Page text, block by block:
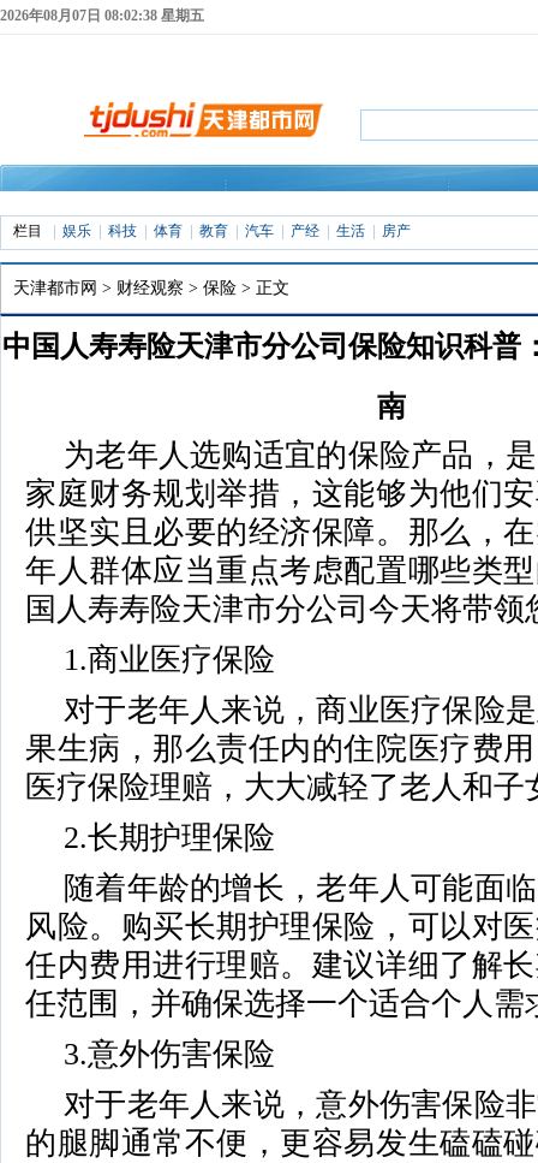
2026年08月07日 08:02:39 星期五
栏目 娱乐 科技 体育 教育 汽车 产经 生活 房产
天津都市网 > 财经观察 > 保险 > 正文
中国人寿寿险天津市分公司保险知识科普
南
2026年06月09日 21:05 来源：天津都市网
为老年人选购适宜的保险产品，
家庭财务规划举措，这能够为他们
供坚实且必要的经济保障。那么，
年人群体应当重点考虑配置哪些类
国人寿寿险天津市分公司今天将带领
1.商业医疗保险
对于老年人来说，商业医疗保险
果生病，那么责任内的住院医疗费
医疗保险理赔，大大减轻了老人和子
2.长期护理保险
随着年龄的增长，老年人可能面
风险。购买长期护理保险，可以对
任内费用进行理赔。建议详细了解
任范围，并确保选择一个适合个人需
3.意外伤害保险
对于老年人来说，意外伤害保险
的腿脚通常不便，更容易发生磕磕